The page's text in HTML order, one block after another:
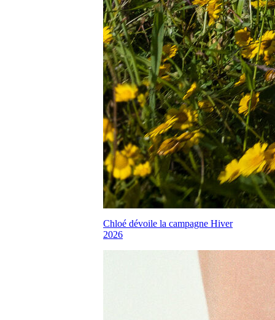
Chloé dévoile la campagne Hiver
2026